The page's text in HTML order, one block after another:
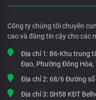
Công ty chúng tôi chuyên
cao và đáng tin cậy cho các
Địa chỉ 1: B6-Khu trung
Đạo, Phường Đông Hòa,
Địa chỉ 2: 68/6 Đường số
Địa chỉ 3:SH58 KĐT